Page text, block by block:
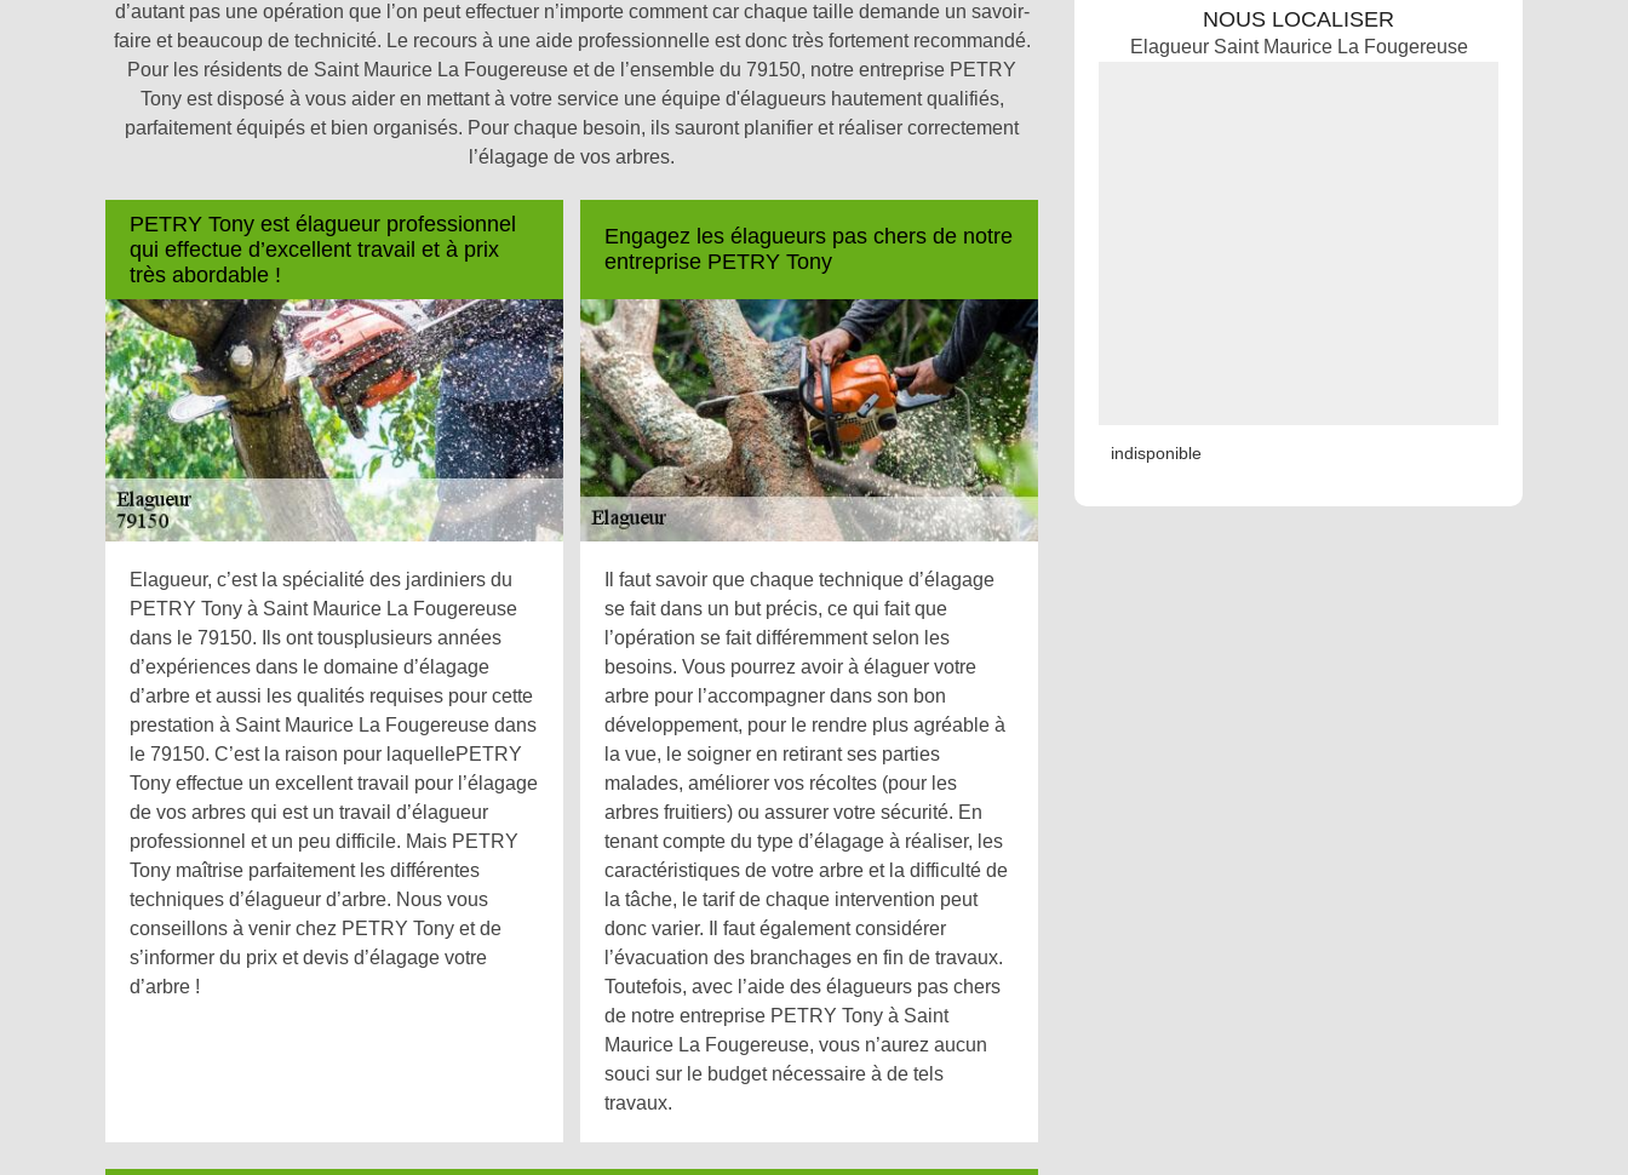
d’autant pas une opération que l’on peut effectuer n’importe comment car chaque taille demande un savoir-
faire et beaucoup de technicité. Le recours à une aide professionnelle est donc très fortement recommandé.
Pour les résidents de Saint Maurice La Fougereuse et de l’ensemble du 79150, notre entreprise PETRY
Tony est disposé à vous aider en mettant à votre service une équipe d'élagueurs hautement qualifiés,
parfaitement équipés et bien organisés. Pour chaque besoin, ils sauront planifier et réaliser correctement
l’élagage de vos arbres.
PETRY Tony est élagueur professionnel
qui effectue d’excellent travail et à prix
très abordable !
Elagueur, c’est la spécialité des jardiniers du
PETRY Tony à Saint Maurice La Fougereuse
dans le 79150. Ils ont tousplusieurs années
d’expériences dans le domaine d’élagage
d’arbre et aussi les qualités requises pour cette
prestation à Saint Maurice La Fougereuse dans
le 79150. C’est la raison pour laquellePETRY
Tony effectue un excellent travail pour l’élagage
de vos arbres qui est un travail d’élagueur
professionnel et un peu difficile. Mais PETRY
Tony maîtrise parfaitement les différentes
techniques d’élagueur d’arbre. Nous vous
conseillons à venir chez PETRY Tony et de
s’informer du prix et devis d’élagage votre
d’arbre !
Engagez les élagueurs pas chers de notre
entreprise PETRY Tony
Il faut savoir que chaque technique d’élagage
se fait dans un but précis, ce qui fait que
l’opération se fait différemment selon les
besoins. Vous pourrez avoir à élaguer votre
arbre pour l’accompagner dans son bon
développement, pour le rendre plus agréable à
la vue, le soigner en retirant ses parties
malades, améliorer vos récoltes (pour les
arbres fruitiers) ou assurer votre sécurité. En
tenant compte du type d’élagage à réaliser, les
caractéristiques de votre arbre et la difficulté de
la tâche, le tarif de chaque intervention peut
donc varier. Il faut également considérer
l’évacuation des branchages en fin de travaux.
Toutefois, avec l’aide des élagueurs pas chers
de notre entreprise PETRY Tony à Saint
Maurice La Fougereuse, vous n’aurez aucun
souci sur le budget nécessaire à de tels
travaux.
NOUS LOCALISER
Elagueur Saint Maurice La Fougereuse
indisponible